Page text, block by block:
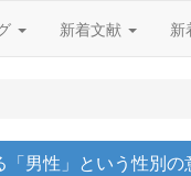
新着文献 新
男性」という性別の